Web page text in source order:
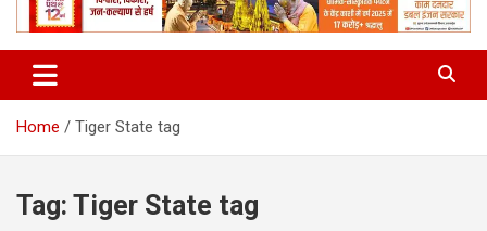
Home Tiger State tag
Tag: Tiger State tag